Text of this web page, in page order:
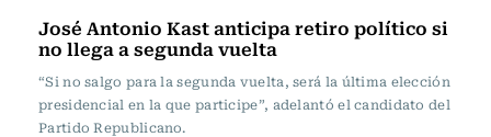
José Antonio Kast anticipa retiro político si
no llega a segunda vuelta
“Si no salgo para la segunda vuelta, será la última elección
presidencial en la que participe”, adelantó el candidato del
Partido Republicano.